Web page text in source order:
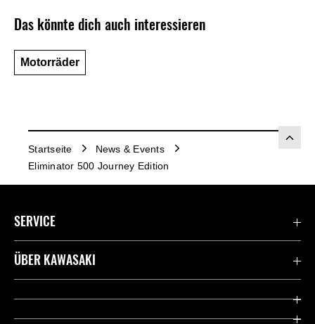
Das könnte dich auch interessieren
Motorräder
Startseite
News & Events
Eliminator 500 Journey Edition
SERVICE
Kontaktiere uns
ÜBER KAWASAKI
Kawasaki Deutschland